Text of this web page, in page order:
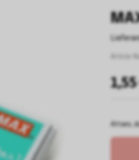
Attans,